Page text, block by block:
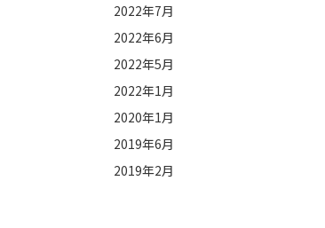
2022年7月
2022年6月
2022年5月
2022年1月
2020年1月
2019年6月
2019年2月